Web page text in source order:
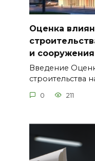
Оценка
и сооружения
Введение
строительства
0 211